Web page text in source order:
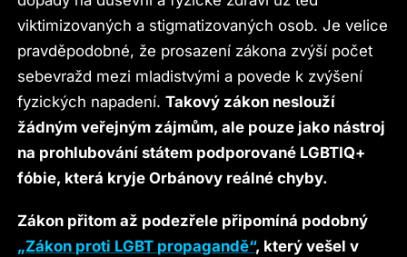
viktimizovaných a stigmatizovaných osob. Je velice
pravděpodobné, že prosazení zákona zvýší počet
sebevražd mezi mladistvými a povede k zvýšení
fyzických napadení.Takový zákon neslouží
žádným veřejným zájmům, ale pouze jako nástroj
na prohlubování státem podporované LGBTIQ+
fóbie, která kryje Orbánovy reálné chyby.
Zákon přitom až podezřele připomíná podobný
„Zákon proti LGBT propagandě“, který vešel v